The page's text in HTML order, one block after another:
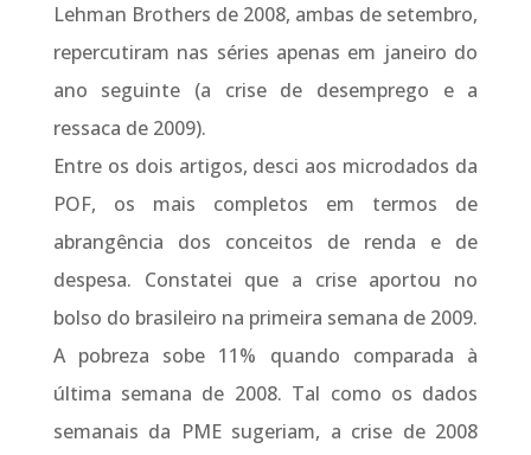
Lehman Brothers de 2008, ambas de setembro,
repercutiram nas séries apenas em janeiro do
ano seguinte (a crise de desemprego e a
ressaca de 2009).
Entre os dois artigos, desci aos microdados da
POF, os mais completos em termos de
abrangência dos conceitos de renda e de
despesa. Constatei que a crise aportou no
bolso do brasileiro na primeira semana de 2009.
A pobreza sobe 11% quando comparada à
última semana de 2008. Tal como os dados
semanais da PME sugeriam, a crise de 2008